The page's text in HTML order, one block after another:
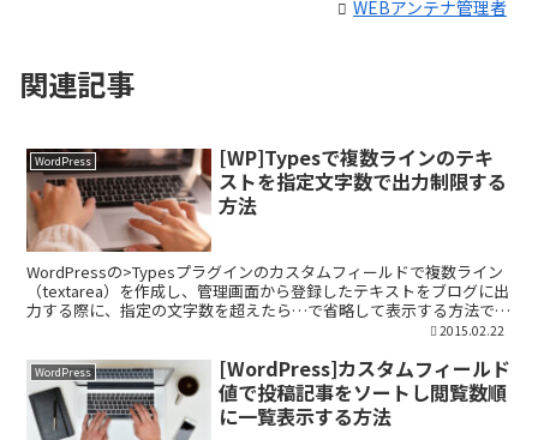
WEBアンテナ管理者
関連記事
WordPress
[WP]Typesで複数ラインのテキ
ストを指定文字数で出力制限する
方法
WordPressの>Typesプラグインのカスタムフィールドで複数ライン
（textarea）を作成し、管理画面から登録したテキストをブログに出
力する際に、指定の文字数を超えたら…で省略して表示する方法で
2015.02.22
WordPress
[WordPress]カスタムフィールド
値で投稿記事をソートし閲覧数順
に一覧表示する方法